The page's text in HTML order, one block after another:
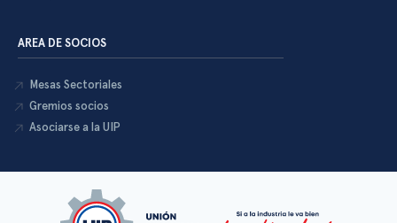
AREA DE SOCIOS
Mesas Sectoriales
Gremios socios
Asociarse a la UIP